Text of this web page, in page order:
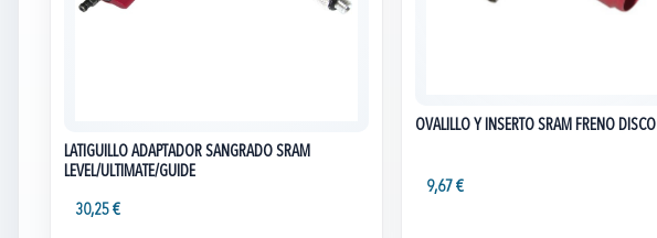
LATIGUILLO ADAPTADOR SANGRADO SRAM
LEVEL/ULTIMATE/GUIDE
30,25 €
OVALILLO Y INSERTO SRAM FRENO DISCO
9,67 €